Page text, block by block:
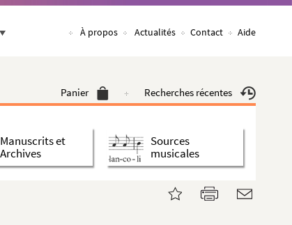
À propos Actualités Contact Aide
Panier Recherches récentes
Manuscrits et
Archives
Sources
musicales